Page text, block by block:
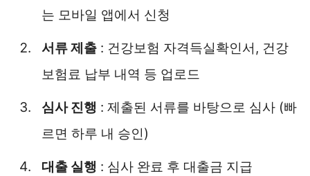
는 모바일 앱에서 신청
서류 제출 : 건강보험 자격득실확인서, 건강
보험료 납부 내역 등 업로드
심사 진행 : 제출된 서류를 바탕으로 심사 (빠
르면 하루 내 승인)
대출 실행 : 심사 완료 후 대출금 지급